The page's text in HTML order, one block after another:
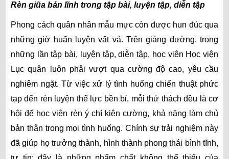
Rèn giũa bản lĩnh trong tập bài, luyện tập, diễn tập
Phong cách quân nhân mẫu mực còn được hun đúc qua
những giờ huấn luyện vất vả. Trên giảng đường, trong
những lần tập bài, luyện tập, diễn tập, học viên Học viện
Lục quân luôn phải vượt qua cường độ cao, yêu cầu
nghiêm ngặt. Từ việc xử lý tình huống chiến thuật phức
tạp đến rèn luyện thể lực bền bỉ, mỗi thử thách đều là cơ
hội để học viên rèn ý chí kiên cường, khả năng làm chủ
bản thân trong mọi tình huống. Chính sự trải nghiệm này
đã giúp họ trưởng thành, hình thành phong thái bình tĩnh,